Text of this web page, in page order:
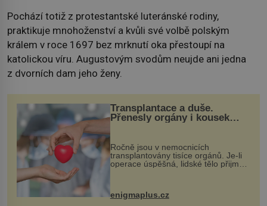
Pochází totiž z protestantské luteránské rodiny,
praktikuje mnohoženství a kvůli své volbě polským
králem v roce 1697 bez mrknutí oka přestoupí na
katolickou víru. Augustovým svodům neujde ani jedna
z dvorních dam jeho ženy.
Transplantace a duše.
Přenesly orgány i kousek
Ročně jsou v nemocnicích
transplantovány tisíce orgánů. Je-li
operace úspěšná, lidské tělo přijme
enigmaplus.cz